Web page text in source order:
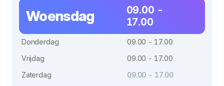
Woensdag
09.00 -
17.00
Donderdag
09.00 - 17.00
Vrijdag
09.00 - 17.00
Zaterdag
09.00 - 17.00